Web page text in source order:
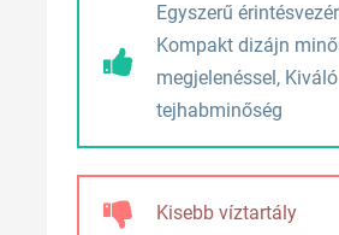
Egyszerű
Kompakt dizájn
megjelenéssel,
tejhabminőség
Kisebb víztartály